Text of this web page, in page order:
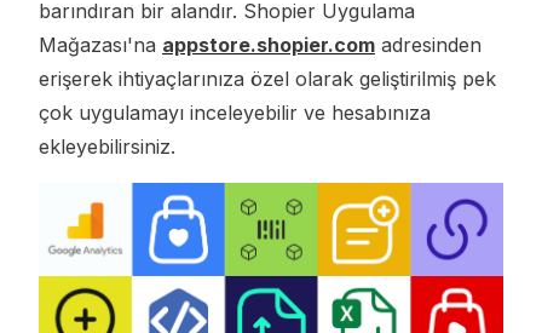
barındıran bir alandır. Shopier Uygulama
Mağazası'na appstore.shopier.com adresinden
erişerek ihtiyaçlarınıza özel olarak geliştirilmiş pek
çok uygulamayı inceleyebilir ve hesabınıza
ekleyebilirsiniz.